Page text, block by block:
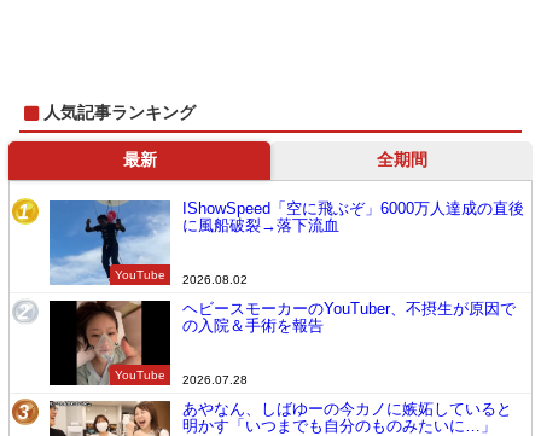
人気記事ランキング
最新 全期間
1
YouTube
IShowSpeed「空に飛ぶぞ」6000万人達成の直後
に風船破裂→落下流血
2026.08.02
2
YouTube
ヘビースモーカーのYouTuber、不摂生が原因で
の入院＆手術を報告
2026.07.28
3
あやなん、しばゆーの今カノに嫉妬していると
明かす「いつまでも自分のものみたいに…」